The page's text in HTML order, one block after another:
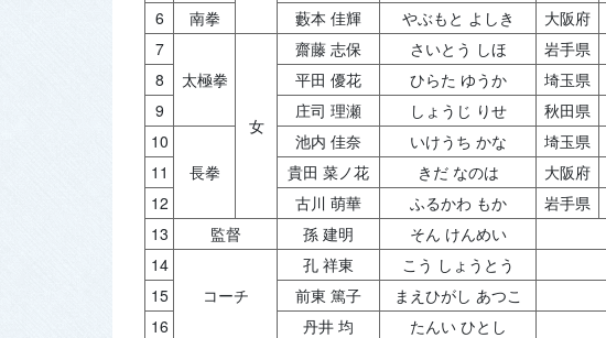
6
南拳 藪本 佳輝 やぶもと よしき 大阪府
7
太極拳
女
齋藤 志保 さいとう しほ 岩手県
8
平田 優花 ひらた ゆうか 埼玉県
9
庄司 理瀬 しょうじ りせ 秋田県
10
長拳
池内 佳奈 いけうち かな 埼玉県
11
貴田 菜ノ花 きだ なのは 大阪府
12
古川 萌華 ふるかわ もか 岩手県
13
監督 孫 建明 そん けんめい
14
コーチ
孔 祥東 こう しょうとう
15
前東 篤子 まえひがし あつこ
16
丹井 均 たんい ひとし